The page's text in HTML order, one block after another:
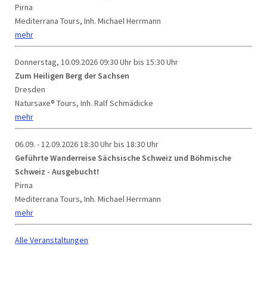
Pirna
Mediterrana Tours, Inh. Michael Herrmann
mehr
Donnerstag, 10.09.202609:30 Uhr bis 15:30 Uhr
Zum Heiligen Berg der Sachsen
Dresden
Natursaxe® Tours, Inh. Ralf Schmädicke
mehr
06.09. - 12.09.202618:30 Uhr bis 18:30 Uhr
Geführte Wanderreise Sächsische Schweiz und Böhmische
Schweiz - Ausgebucht!
Pirna
Mediterrana Tours, Inh. Michael Herrmann
mehr
Alle Veranstaltungen